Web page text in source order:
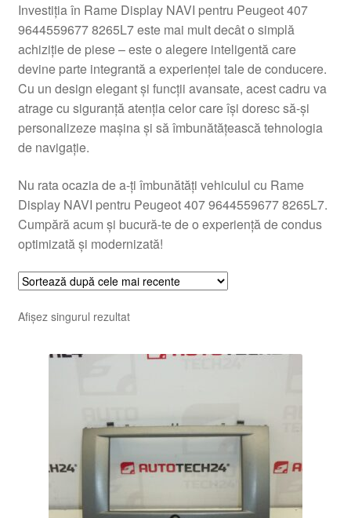
Procedura de reclamație
Termeni si conditii
Investiția în Rame Display NAVI pentru Peugeot 407
9644559677 8265L7 este mai mult decât o simplă
achiziție de piese – este o alegere inteligentă care
devine parte integrantă a experienței tale de conducere.
Cu un design elegant și funcții avansate, acest cadru va
atrage cu siguranță atenția celor care își doresc să-și
personalizeze mașina și să îmbunătățească tehnologia
de navigație.
Nu rata ocazia de a-ți îmbunătăți vehiculul cu Rame
Display NAVI pentru Peugeot 407 9644559677 8265L7.
Cumpără acum și bucură-te de o experiență de condus
optimizată și modernizată!
Afișez singurul rezultat